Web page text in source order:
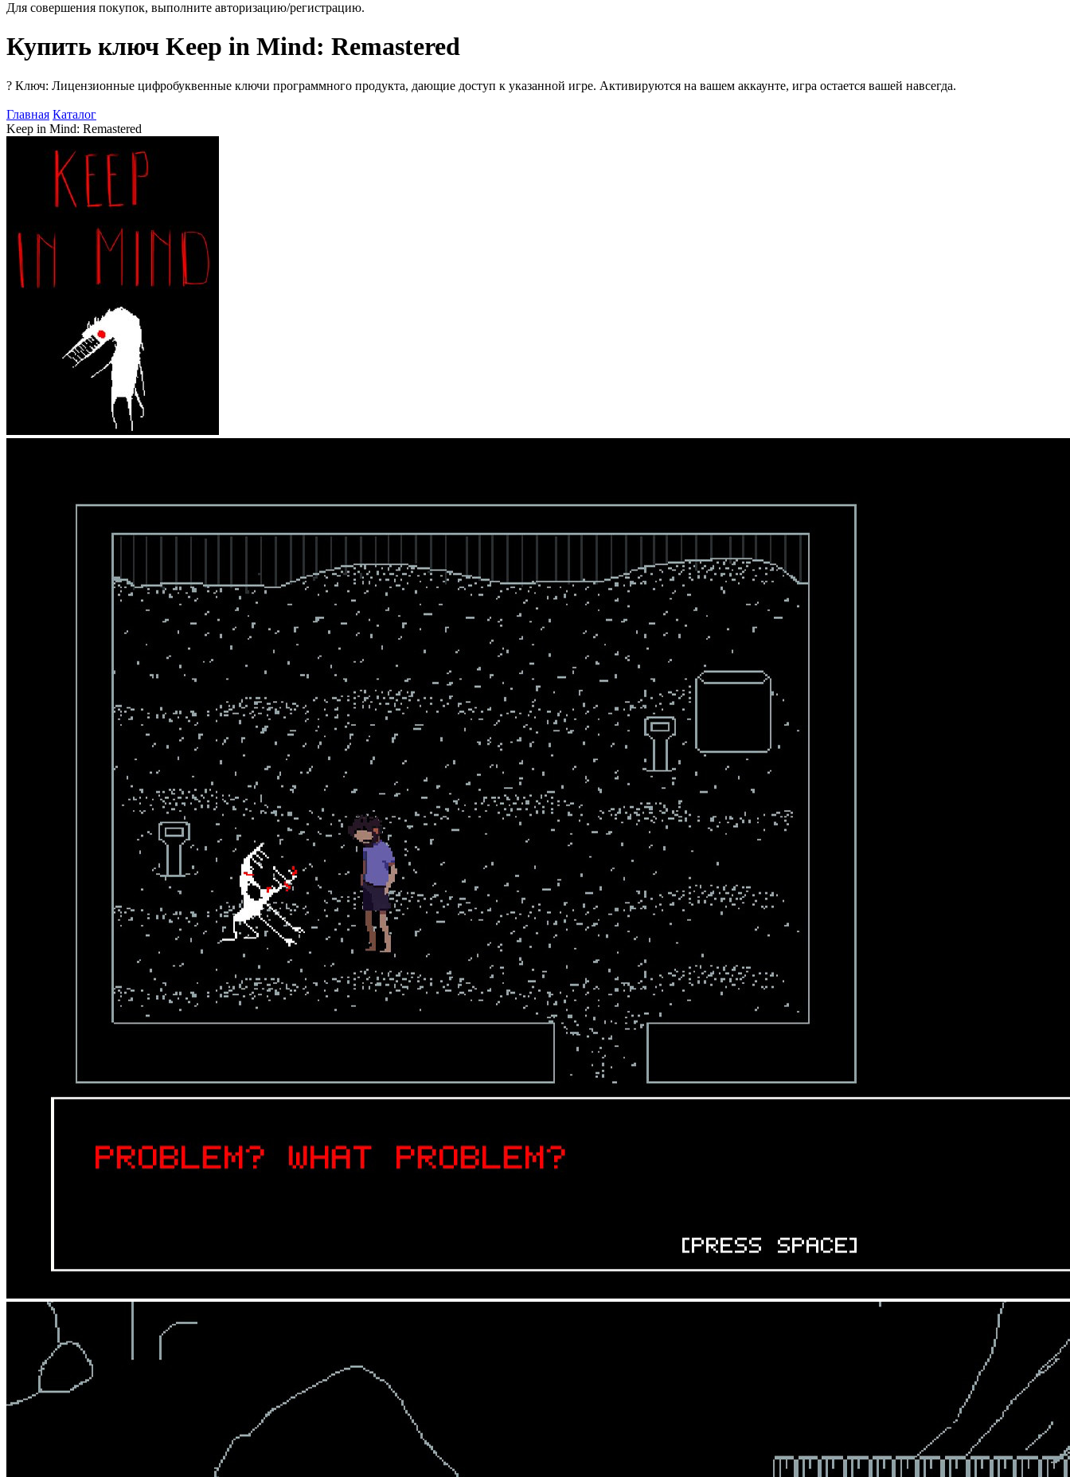
Для совершения покупок, выполните авторизацию/регистрацию.
Купить ключ Keep in Mind: Remastered
? Ключ: Лицензионные цифробуквенные ключи программного продукта, дающие доступ к указанной игре. Активируются на вашем аккаунте, игра остается вашей навсегда.
Главная Каталог
Keep in Mind: Remastered